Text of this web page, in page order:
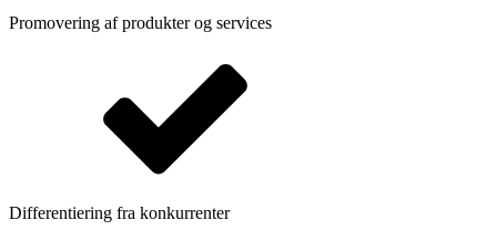
Promovering af produkter og services
Differentiering fra konkurrenter